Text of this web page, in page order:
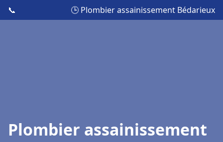
📞 🕒 Plombier assainissement Bédarieux
Plombier assainissement